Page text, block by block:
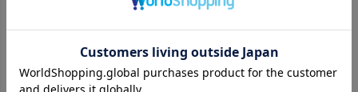
素材 コットン100%
日本
洗濯表記 洗濯機洗い